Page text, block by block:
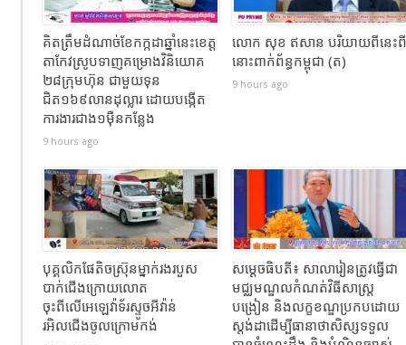
គិតត្រឹមដំណាច់ខែកក្កដាឆ្នាំនេះខេត្ត
តាកែវស្រូបទាញគម្រោងវិនិយោគ
២៨ក្រុមហ៊ុន ជាមួយទុន
ជិត១៦៩លានដុល្លារ ដោយបង្កើត
ការងារជាង១ម៉ឺនកន្លែង
9 hours ago
លោក សុខ ឥសាន បរិយាយពីនេះពី
នោះពាក់ព័ន្ធកម្ពុជា (ត)
9 hours ago
បុគ្គលិកផែតិចស្រ៊ុនម្នាក់រងរបួស
បាក់ជេីងក្រោយលោត
ចុះពីលេីអេឡេវ៉ាទ័រស្ទូចអីវ៉ាន់
រអិលជេីងចូលក្រោមកង់
សម្ដេចធិបតី៖ សាលារៀនត្រូវធ្វើជា
មជ្ឈមណ្ឌលកំណត់វិធីសាស្ត្រ
បង្រៀន និងលក្ខខណ្ឌប្រកបដោយ
ស្តង់ដាដើម្បីធានាថាសិស្សទទួល